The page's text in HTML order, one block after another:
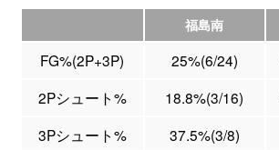
福島南
FG%(2P+3P) 25%(6/24)
2Pシュート%
18.8%(3/16)
3Pシュート%
37.5%(3/8)